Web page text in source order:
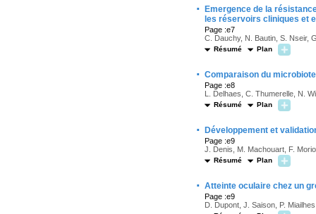
·
Emergence de la
les réservoirs cliniques et
Page :e7
C. Dauchy, N. Bautin, S. Nseir,
Résumé Plan
· Comparaison du
Page :e8
L. Delhaes, C. Thumerelle, N.
Résumé Plan
· Développement et
Page :e9
J. Denis, M. Machouart, F.
Résumé Plan
· Atteinte oculaire chez un
Page :e9
D. Dupont, J. Saison, P.